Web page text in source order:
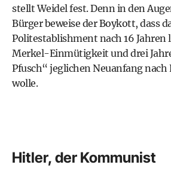
stellt Weidel fest. Denn in den
Bürger beweise der Boykott, dass
Politestablishment nach 16 Jahren
Merkel-Einmütigkeit und drei
Pfusch“ jeglichen Neuanfang
wolle.
Hitler, der Kommunist